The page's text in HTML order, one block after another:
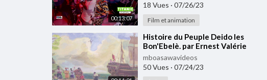
00:13:07
18 Vues · 07/26/23
Film et animation
⁣Histoire du Peuple Deido les
Bon'Ebelè. par Ernest Valérie
Ekwalla .Tradition Douala
mboasawavideos
50 Vues · 07/24/23